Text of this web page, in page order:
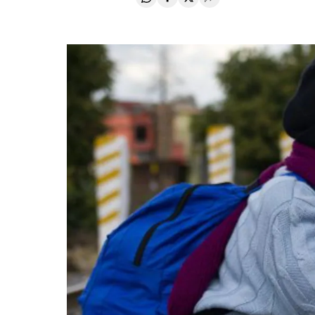
Compartir en Whatsapp
Compartir en Facebook
Compartir en Twitter
Desplegar Redes